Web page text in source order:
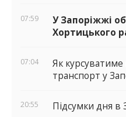
07:59
У Запоріжжі
Хортицького
07:04
Як
транспорт у
20:55 Підсумки дня в